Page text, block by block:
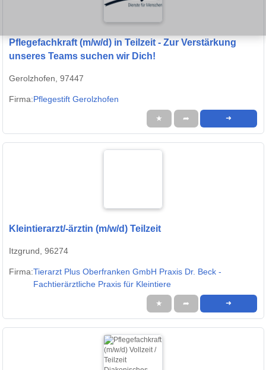
Pflegefachkraft (m/w/d) in Teilzeit - Zur Verstärkung
unseres Teams suchen wir Dich!
Gerolzhofen, 97447
Firma:Pflegestift Gerolzhofen
★ ➦ ➜
Kleintierarzt/-ärztin (m/w/d) Teilzeit
Itzgrund, 96274
Firma:Tierarzt Plus Oberfranken GmbH Praxis Dr. Beck -
Fachtierärztliche Praxis für Kleintiere
★ ➦ ➜